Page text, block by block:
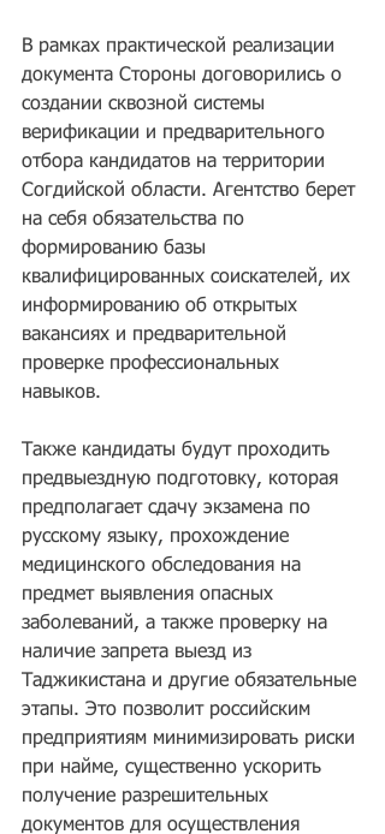
В рамках практической реализации
документа Стороны договорились о
создании сквозной системы
верификации и предварительного
отбора кандидатов на территории
Согдийской области. Агентство берет
на себя обязательства по
формированию базы
квалифицированных соискателей, их
информированию об открытых
вакансиях и предварительной
проверке профессиональных
навыков.
Также кандидаты будут проходить
предвыездную подготовку, которая
предполагает сдачу экзамена по
русскому языку, прохождение
медицинского обследования на
предмет выявления опасных
заболеваний, а также проверку на
наличие запрета выезд из
Таджикистана и другие обязательные
этапы. Это позволит российским
предприятиям минимизировать риски
при найме, существенно ускорить
получение разрешительных
документов для осуществления